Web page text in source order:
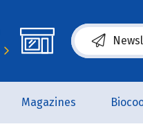
(s’ouvre
Magazines